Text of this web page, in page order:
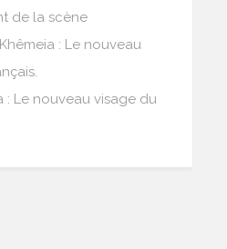
de la scène
Khêmeia : Le nouveau
: Le nouveau visage du